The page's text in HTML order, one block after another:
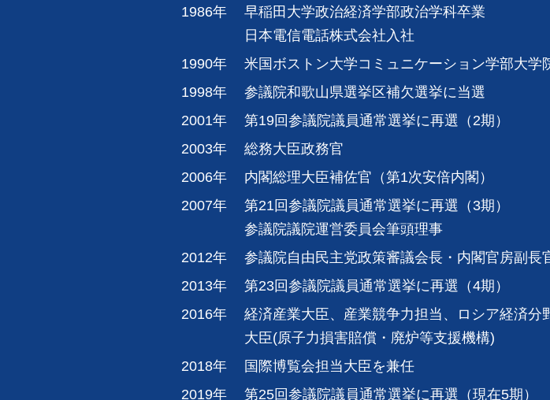
1986年
早稲田大学政治経済学部政治学科卒業
日本電信電話株式会社入社
1990年
米国ボストン大学コミュニケーション学部大学
1998年
参議院和歌山県選挙区補欠選挙に当選
2001年
第19回参議院議員通常選挙に再選（2期）
2003年
総務大臣政務官
2006年
内閣総理大臣補佐官（第1次安倍内閣）
2007年
第21回参議院議員通常選挙に再選（3期）
参議院議院運営委員会筆頭理事
2012年
参議院自由民主党政策審議会長・内閣官房副長
2013年
第23回参議院議員通常選挙に再選（4期）
2016年
経済産業大臣、産業競争力担当、ロシア経済
大臣(原子力損害賠償・廃炉等支援機構)
2018年
国際博覧会担当大臣を兼任
2019年
第25回参議院議員通常選挙に再選（現在5期）